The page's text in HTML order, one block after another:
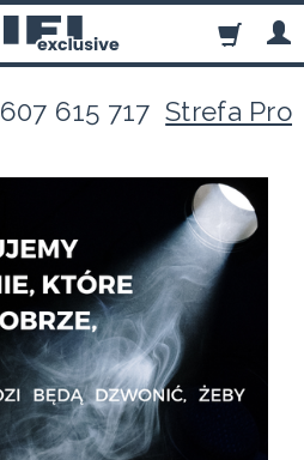
607 615 717Strefa Pro